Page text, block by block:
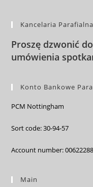
Kancelaria Parafialna
Proszę dzwonić
umówienia
Konto Bankowe
PCM Nottingham
Sort code: 30-94-57
Account number: 00622288
Main